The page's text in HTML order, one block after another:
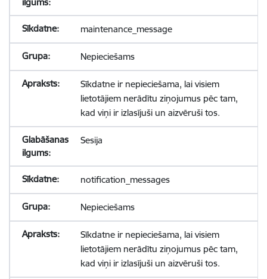
maintenance_message
Nepieciešams
Sīkdatne ir nepieciešama, lai visiem
lietotājiem nerādītu ziņojumus pēc tam,
kad viņi ir izlasījuši un aizvēruši tos.
Sesija
notification_messages
Nepieciešams
Sīkdatne ir nepieciešama, lai visiem
lietotājiem nerādītu ziņojumus pēc tam,
kad viņi ir izlasījuši un aizvēruši tos.